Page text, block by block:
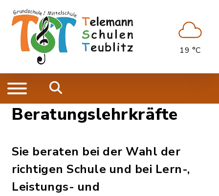
19 °C
Beratungslehrkräfte
Sie beraten bei der Wahl der
richtigen Schule und bei Lern-,
Leistungs- und